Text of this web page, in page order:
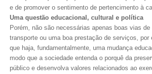
CONTATO
CURSOS
ENGENHEIRO EMPREENDEDOR
e de promover o sentimento de pertencimento à
Uma questão educacional, cultural e política
Porém, não são necessárias apenas boas vias
transporte ou uma boa prestação de serviços, por
que haja, fundamentalmente, uma mudança
modo que a sociedade entenda o porquê da
público e desenvolva valores relacionados ao